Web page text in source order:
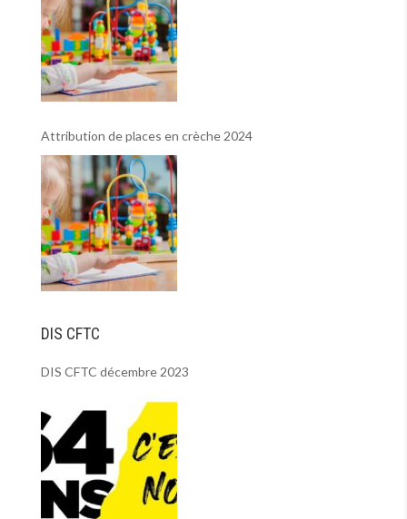
Attribution de places en crèche 2024
DIS CFTC
DIS CFTC décembre 2023